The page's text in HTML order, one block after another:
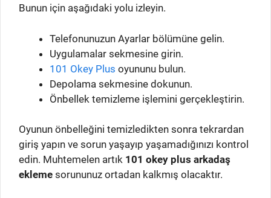
Bunun için aşağıdaki yolu izleyin.
Telefonunuzun Ayarlar bölümüne gelin.
Uygulamalar sekmesine girin.
101 Okey Plus oyununu bulun.
Depolama sekmesine dokunun.
Önbellek temizleme işlemini gerçekleştirin.
Oyunun önbelleğini temizledikten sonra tekrardan
giriş yapın ve sorun yaşayıp yaşamadığınızı kontrol
edin. Muhtemelen artık 101 okey plus arkadaş
ekleme sorununuz ortadan kalkmış olacaktır.